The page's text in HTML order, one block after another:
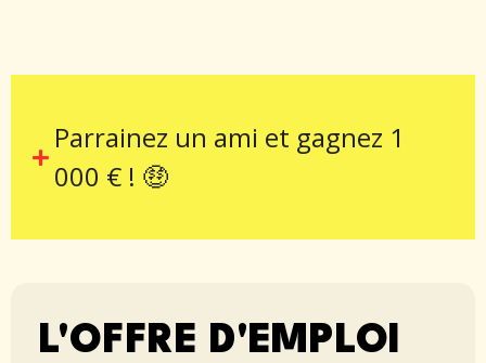
Parrainez un ami et gagnez 1
000 € ! 🤑
L'OFFRE D'EMPLOI